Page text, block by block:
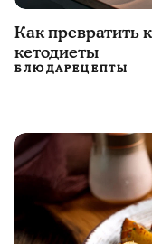
Как превратить
кетодиеты
БЛЮДАРЕЦЕПТЫ